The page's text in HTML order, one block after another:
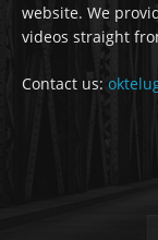
website. We
videos straight
Contact us: